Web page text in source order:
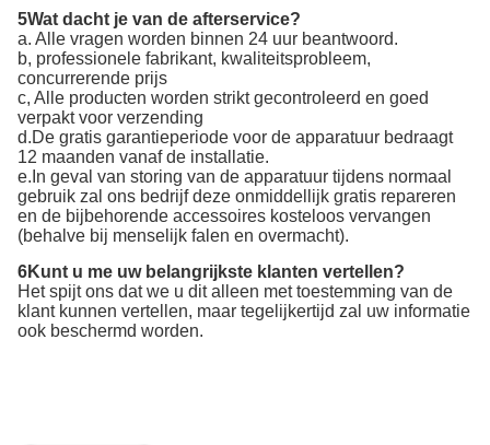
5Wat dacht je van de afterservice?
a. Alle vragen worden binnen 24 uur beantwoord.
b, professionele fabrikant, kwaliteitsprobleem,
concurrerende prijs
c, Alle producten worden strikt gecontroleerd en goed
verpakt voor verzending
d.De gratis garantieperiode voor de apparatuur bedraagt
12 maanden vanaf de installatie.
e.In geval van storing van de apparatuur tijdens normaal
gebruik zal ons bedrijf deze onmiddellijk gratis repareren
en de bijbehorende accessoires kosteloos vervangen
(behalve bij menselijk falen en overmacht).
6Kunt u me uw belangrijkste klanten vertellen?
Het spijt ons dat we u dit alleen met toestemming van de
klant kunnen vertellen, maar tegelijkertijd zal uw informatie
ook beschermd worden.